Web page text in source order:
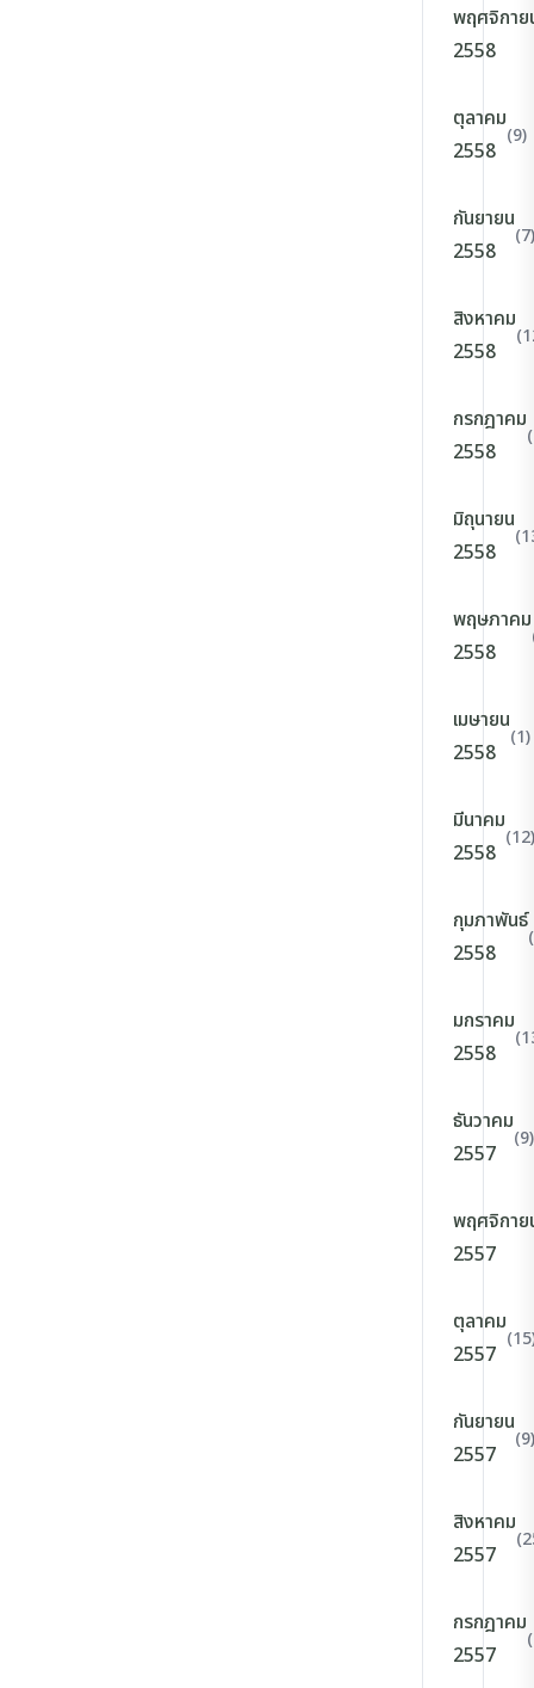
พฤศจิกาย
2558
ตุลาคม
2558
(9)
กันยายน
2558
(7)
สิงหาคม
2558
กรกฎาคม
2558
มิถุนายน
2558
พฤษภาคม
2558
เมษายน
2558
(1)
มีนาคม
2558
(12)
กุมภาพันธ์
2558
มกราคม
2558
ธันวาคม
2557
(9)
พฤศจิกาย
2557
ตุลาคม
2557
กันยายน
2557
(9)
สิงหาคม
2557
กรกฎาคม
2557